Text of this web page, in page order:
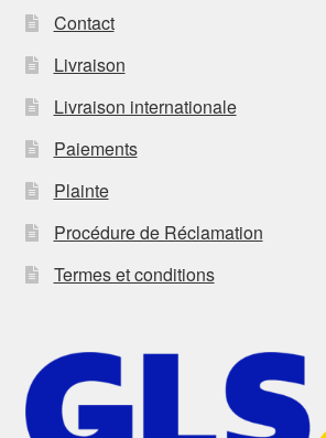
Contact
Livraison
Livraison internationale
Paiements
Plainte
Procédure de Réclamation
Termes et conditions